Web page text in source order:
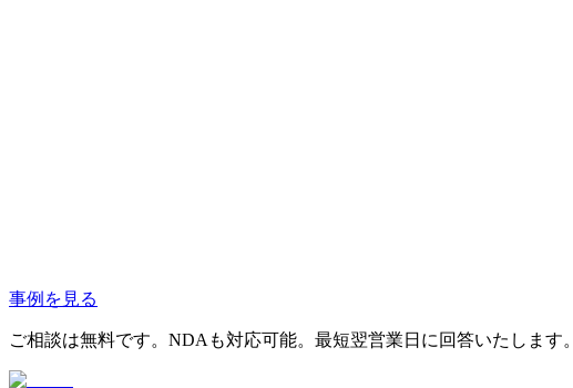
事例を見る
ご相談は無料です。NDAも対応可能。最短翌営業日に回答いたします。